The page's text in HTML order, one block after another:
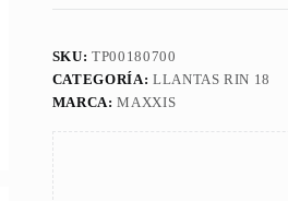
SKU:TP00180700
CATEGORÍA: LLANTAS RIN 18
MARCA:MAXXIS